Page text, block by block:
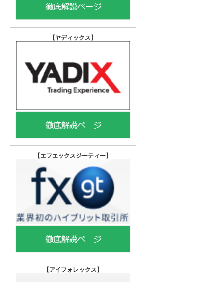
【ヤディックス】
【エフエックスジーティー】
【アイフォレックス】